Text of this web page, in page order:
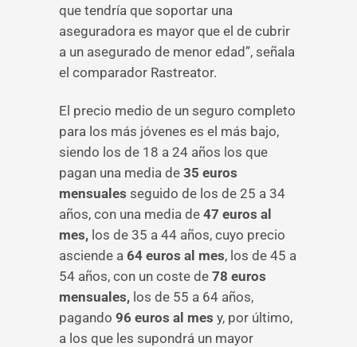
que tendría que soportar una
aseguradora es mayor que el de cubrir
a un asegurado de menor edad”, señala
el comparador Rastreator.
El precio medio de un seguro completo
para los más jóvenes es el más bajo,
siendo los de 18 a 24 años los que
pagan una media de 35 euros
mensuales seguido de los de 25 a 34
años, con una media de 47 euros al
mes, los de 35 a 44 años, cuyo precio
asciende a 64 euros al mes, los de 45 a
54 años, con un coste de 78 euros
mensuales, los de 55 a 64 años,
pagando 96 euros al mes y, por último,
a los que les supondrá un mayor